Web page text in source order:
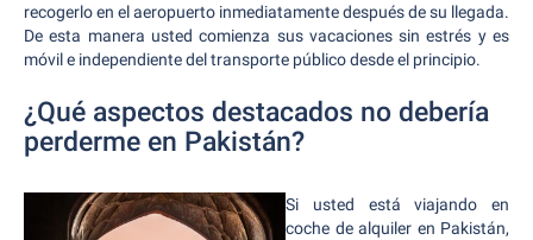
recogerlo en el aeropuerto inmediatamente después de su llegada.
De esta manera usted comienza sus vacaciones sin estrés y es
móvil e independiente del transporte público desde el principio.
¿Qué aspectos destacados no debería
perderme en Pakistán?
Si usted está viajando en
coche de alquiler en Pakistán,